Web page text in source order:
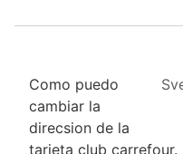
Como puedo
cambiar la
direcsion de la
tarjeta club carrefour.